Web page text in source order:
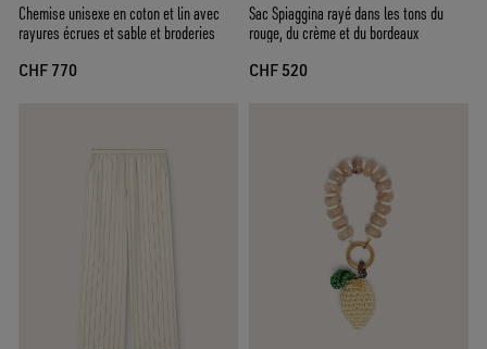
Chemise unisexe en coton et lin avec
rayures écrues et sable et broderies
CHF 770
Sac Spiaggina rayé dans les tons du
rouge, du crème et du bordeaux
CHF 520